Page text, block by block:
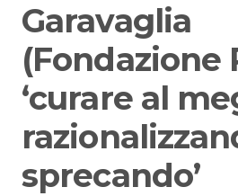
Garavaglia
(Fondazione
‘curare al
sprecando’